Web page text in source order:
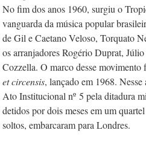
No fim dos anos 1960, surgiu o
vanguarda da música popular
de Gil e Caetano Veloso, Torquato
os arranjadores Rogério Duprat,
Cozzella. O marco desse movimento
et circensis, lançado em 1968.
Ato Institucional nº 5 pela ditadura
detidos por dois meses em um
soltos, embarcaram para Londres.